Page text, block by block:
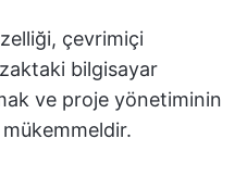
çevrimiçi
bilgisayar
ve proje yönetiminin